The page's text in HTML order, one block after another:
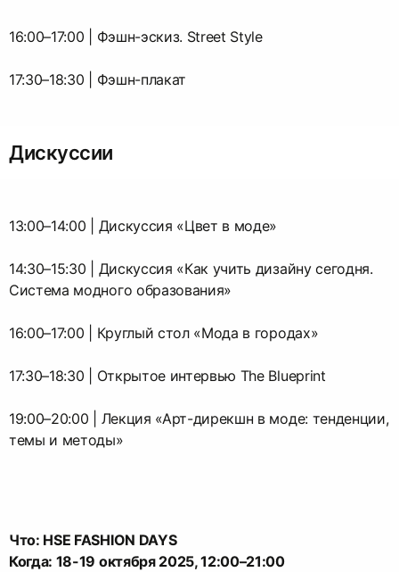
16:00–17:00 | Фэшн-эскиз. Street Style
17:30–18:30 | Фэшн-плакат
Дискуссии
13:00–14:00 | Дискуссия «Цвет в моде»
14:30–15:30 | Дискуссия «Как учить дизайну сегодня.
Система модного образования»
16:00–17:00 | Круглый стол «Мода в городах»
17:30–18:30 | Открытое интервью The Blueprint
19:00–20:00 | Лекция «Арт-дирекшн в моде: тенденции,
темы и методы»
Что: HSE FASHION DAYS
Когда: 18-19 октября 2025, 12:00–21:00